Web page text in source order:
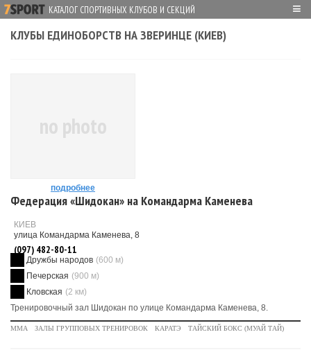
КАТАЛОГ СПОРТИВНЫХ КЛУБОВ И СЕКЦИЙ ≡
КЛУБЫ ЕДИНОБОРСТВ НА ЗВЕРИНЦЕ (КИЕВ)
no photo
подробнее
Федерация «Шидокан» на Командарма Каменева
КИЕВ
улица Командарма Каменева, 8
(097) 482-80-11
Дружбы народов (600 м)
Печерская (900 м)
Кловская (2 км)
Тренировочный зал Шидокан по улице Командарма Каменева, 8.
MMA ЗАЛЫ ГРУППОВЫХ ТРЕНИРОВОК КАРАТЭ ТАЙСКИЙ БОКС (МУАЙ ТАЙ)